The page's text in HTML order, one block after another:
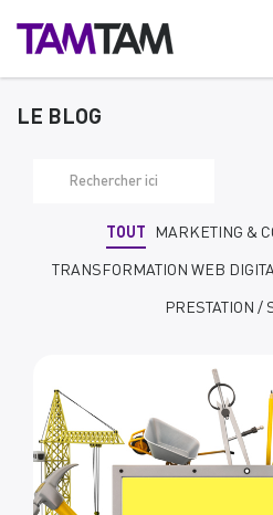
LE BLOG
TOUT MARKETING &
TRANSFORMATION WEB
PRESTATION /